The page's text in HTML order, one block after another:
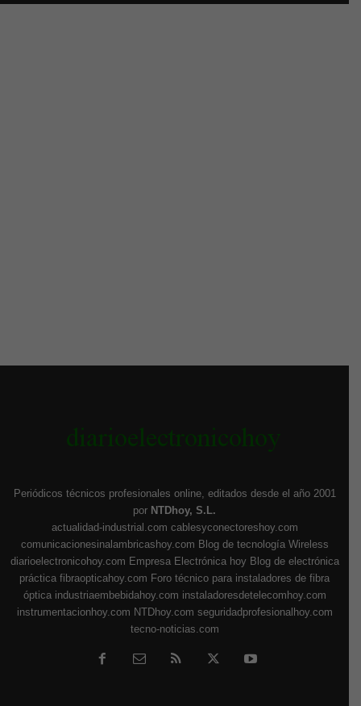
Periódicos técnicos profesionales online, editados desde el año 2001
por NTDhoy, S.L.
actualidad-industrial.com cablesyconectoreshoy.com
comunicacionesinalambricashoy.com Blog de tecnología Wireless
diarioelectronicohoy.com Empresa Electrónica hoy Blog de electrónica
práctica fibraopticahoy.com Foro técnico para instaladores de fibra
óptica industriaembebidahoy.com instaladoresdetelecomhoy.com
instrumentacionhoy.com NTDhoy.com seguridadprofesionalhoy.com
tecno-noticias.com